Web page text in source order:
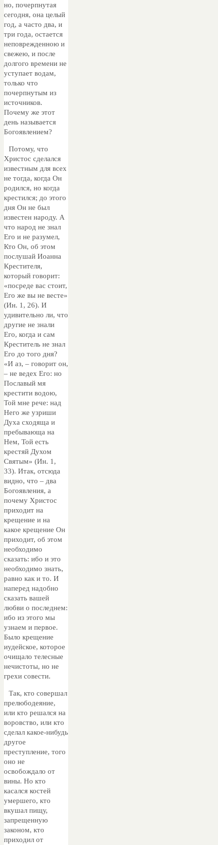
но, почерпнутая
сегодня, она целый
год, а часто два, и
три года, остается
неповрежденною и
свежею, и после
долгого времени не
уступает водам,
только что
почерпнутым из
источников.
Почему же этот
день называется
Богоявлением?
Потому, что
Христос сделался
известным для всех
не тогда, когда Он
родился, но когда
крестился; до этого
дня Он не был
известен народу. А
что народ не знал
Его и не разумел,
Кто Он, об этом
послушай Иоанна
Крестителя,
который говорит:
«посреде вас стоит,
Его же вы не весте»
(Ин. 1, 26). И
удивительно ли, что
другие не знали
Его, когда и сам
Креститель не знал
Его до того дня?
«И аз, – говорит он,
– не ведех Его: но
Пославый мя
крестити водою,
Той мне рече: над
Него же узриши
Духа сходяща и
пребывающа на
Нем, Той есть
крестяй Духом
Святым» (Ин. 1,
33). Итак, отсюда
видно, что – два
Богоявления, а
почему Христос
приходит на
крещение и на
какое крещение Он
приходит, об этом
необходимо
сказать: ибо и это
необходимо знать,
равно как и то. И
наперед надобно
сказать вашей
любви о последнем:
ибо из этого мы
узнаем и первое.
Было крещение
иудейское, которое
очищало телесные
нечистоты, но не
грехи совести.
Так, кто совершал
прелюбодеяние,
или кто решался на
воровство, или кто
сделал какое-нибудь
другое
преступление, того
оно не
освобождало от
вины. Но кто
касался костей
умершего, кто
вкушал пищу,
запрещенную
законом, кто
приходил от